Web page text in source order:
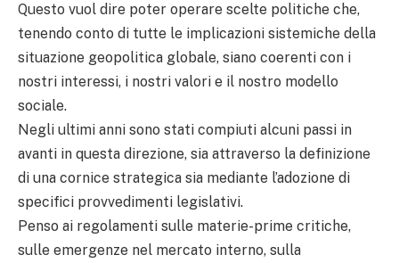
Questo vuol dire poter operare scelte politiche che,
tenendo conto di tutte le implicazioni sistemiche della
situazione geopolitica globale, siano coerenti con i
nostri interessi, i nostri valori e il nostro modello
sociale.
Negli ultimi anni sono stati compiuti alcuni passi in
avanti in questa direzione, sia attraverso la definizione
di una cornice strategica sia mediante l’adozione di
specifici provvedimenti legislativi.
Penso ai regolamenti sulle materie-prime critiche,
sulle emergenze nel mercato interno, sulla